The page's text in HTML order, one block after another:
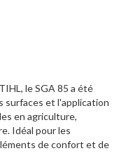
le SGA 85 a été
surfaces et l'application
en agriculture,
Idéal pour les
de confort et de